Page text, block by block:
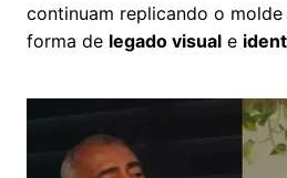
continuam replicando o
forma de legado visual e